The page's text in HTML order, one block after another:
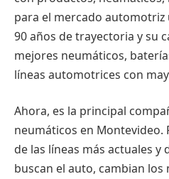
para el mercado automotriz
90 años de trayectoria y su
mejores neumáticos,
líneas automotrices con
Ahora, es la principal
neumáticos en Montevideo.
de las líneas más actuales y
buscan el auto, cambian los